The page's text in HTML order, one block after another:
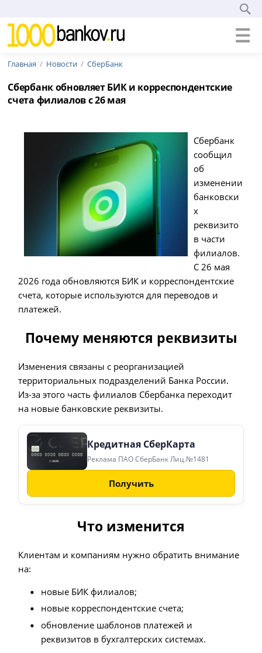
Главная Новости СберБанк
Сбербанк обновляет БИК и корреспондентские
счета филиалов с 26 мая
Сбербанк
сообщил
об
изменении
банковски
х
реквизито
в части
филиалов.
С 26 мая
2026 года обновляются БИК и корреспондентские
счета, которые используются для переводов и
платежей.
Почему меняются реквизиты
Изменения связаны с реорганизацией
территориальных подразделений Банка России.
Из-за этого часть филиалов Сбербанка переходит
на новые банковские реквизиты.
Кредитная СберКарта
Реклама ПАО СберБанк Лиц.№1481
Получить
Что изменится
Клиентам и компаниям нужно обратить внимание
на:
новые БИК филиалов;
новые корреспондентские счета;
обновление шаблонов платежей и
реквизитов в бухгалтерских системах.